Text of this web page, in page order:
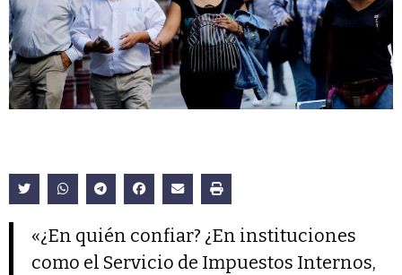
«¿En quién confiar? ¿En instituciones
como el Servicio de Impuestos Internos,